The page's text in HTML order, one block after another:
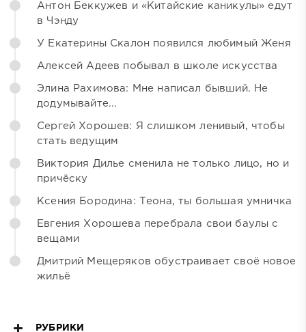
Антон Беккужев и «Китайские каникулы» едут
в Чэнду
У Екатерины Скалон появился любимый Женя
Алексей Адеев побывал в школе искусства
Элина Рахимова: Мне написал бывший. Не
додумывайте...
Сергей Хорошев: Я слишком ленивый, чтобы
стать ведущим
Виктория Дилье сменила не только лицо, но и
причёску
Ксения Бородина: Теона, ты большая умничка
Евгения Хорошева перебрала свои баулы с
вещами
Дмитрий Мещеряков обустраивает своё новое
жильё
РУБРИКИ